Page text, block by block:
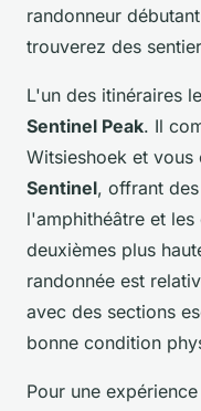
randonneur
trouverez des
L'un des itinéraires
Sentinel Peak. Il
Witsieshoek et
Sentinel, offrant
l'amphithéâtre et
deuxièmes plus
randonnée est
avec des sections
bonne condition
Pour une